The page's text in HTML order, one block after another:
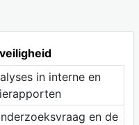
in interne en
en de